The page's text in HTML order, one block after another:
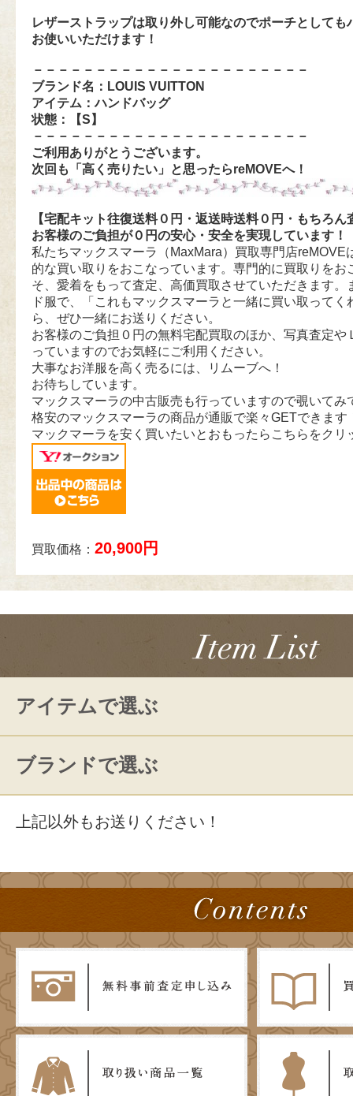
レザーストラップは取り外し可能なのでポーチとしても
お使いいただけます！
－－－－－－－－－－－－－－－－－－－－－－
ブランド名：LOUIS VUITTON
アイテム：ハンドバッグ
状態：【S 】
－－－－－－－－－－－－－－－－－－－－－－
ご利用ありがとうございます。
次回も「高く売りたい」と思ったらreMOVEへ！
【宅配キット往復送料０円・返送時送料０円・もちろん
お客様のご負担が０円の安心・安全を実現しています！
私たちマックスマーラ（MaxMara）買取専門店reMOVE
的な買い取りをおこなっています。専門的に買取りをお
そ、愛着をもって査定、高価買取させていただきます。
ド服で、「これもマックスマーラと一緒に買い取ってく
ら、ぜひ一緒にお送りください。
お客様のご負担０円の無料宅配買取のほか、写真査定や
っていますのでお気軽にご利用ください。
大事なお洋服を高く売るには、リムーブへ！
お待ちしています。
マックスマーラの中古販売も行っていますので覗いてみ
格安のマックスマーラの商品が通販で楽々GETできます
マックマーラを安く買いたいとおもったらこちらをクリ
買取価格： 20,900円
アイテムで選ぶ
ブランドで選ぶ
上記以外もお送りください！